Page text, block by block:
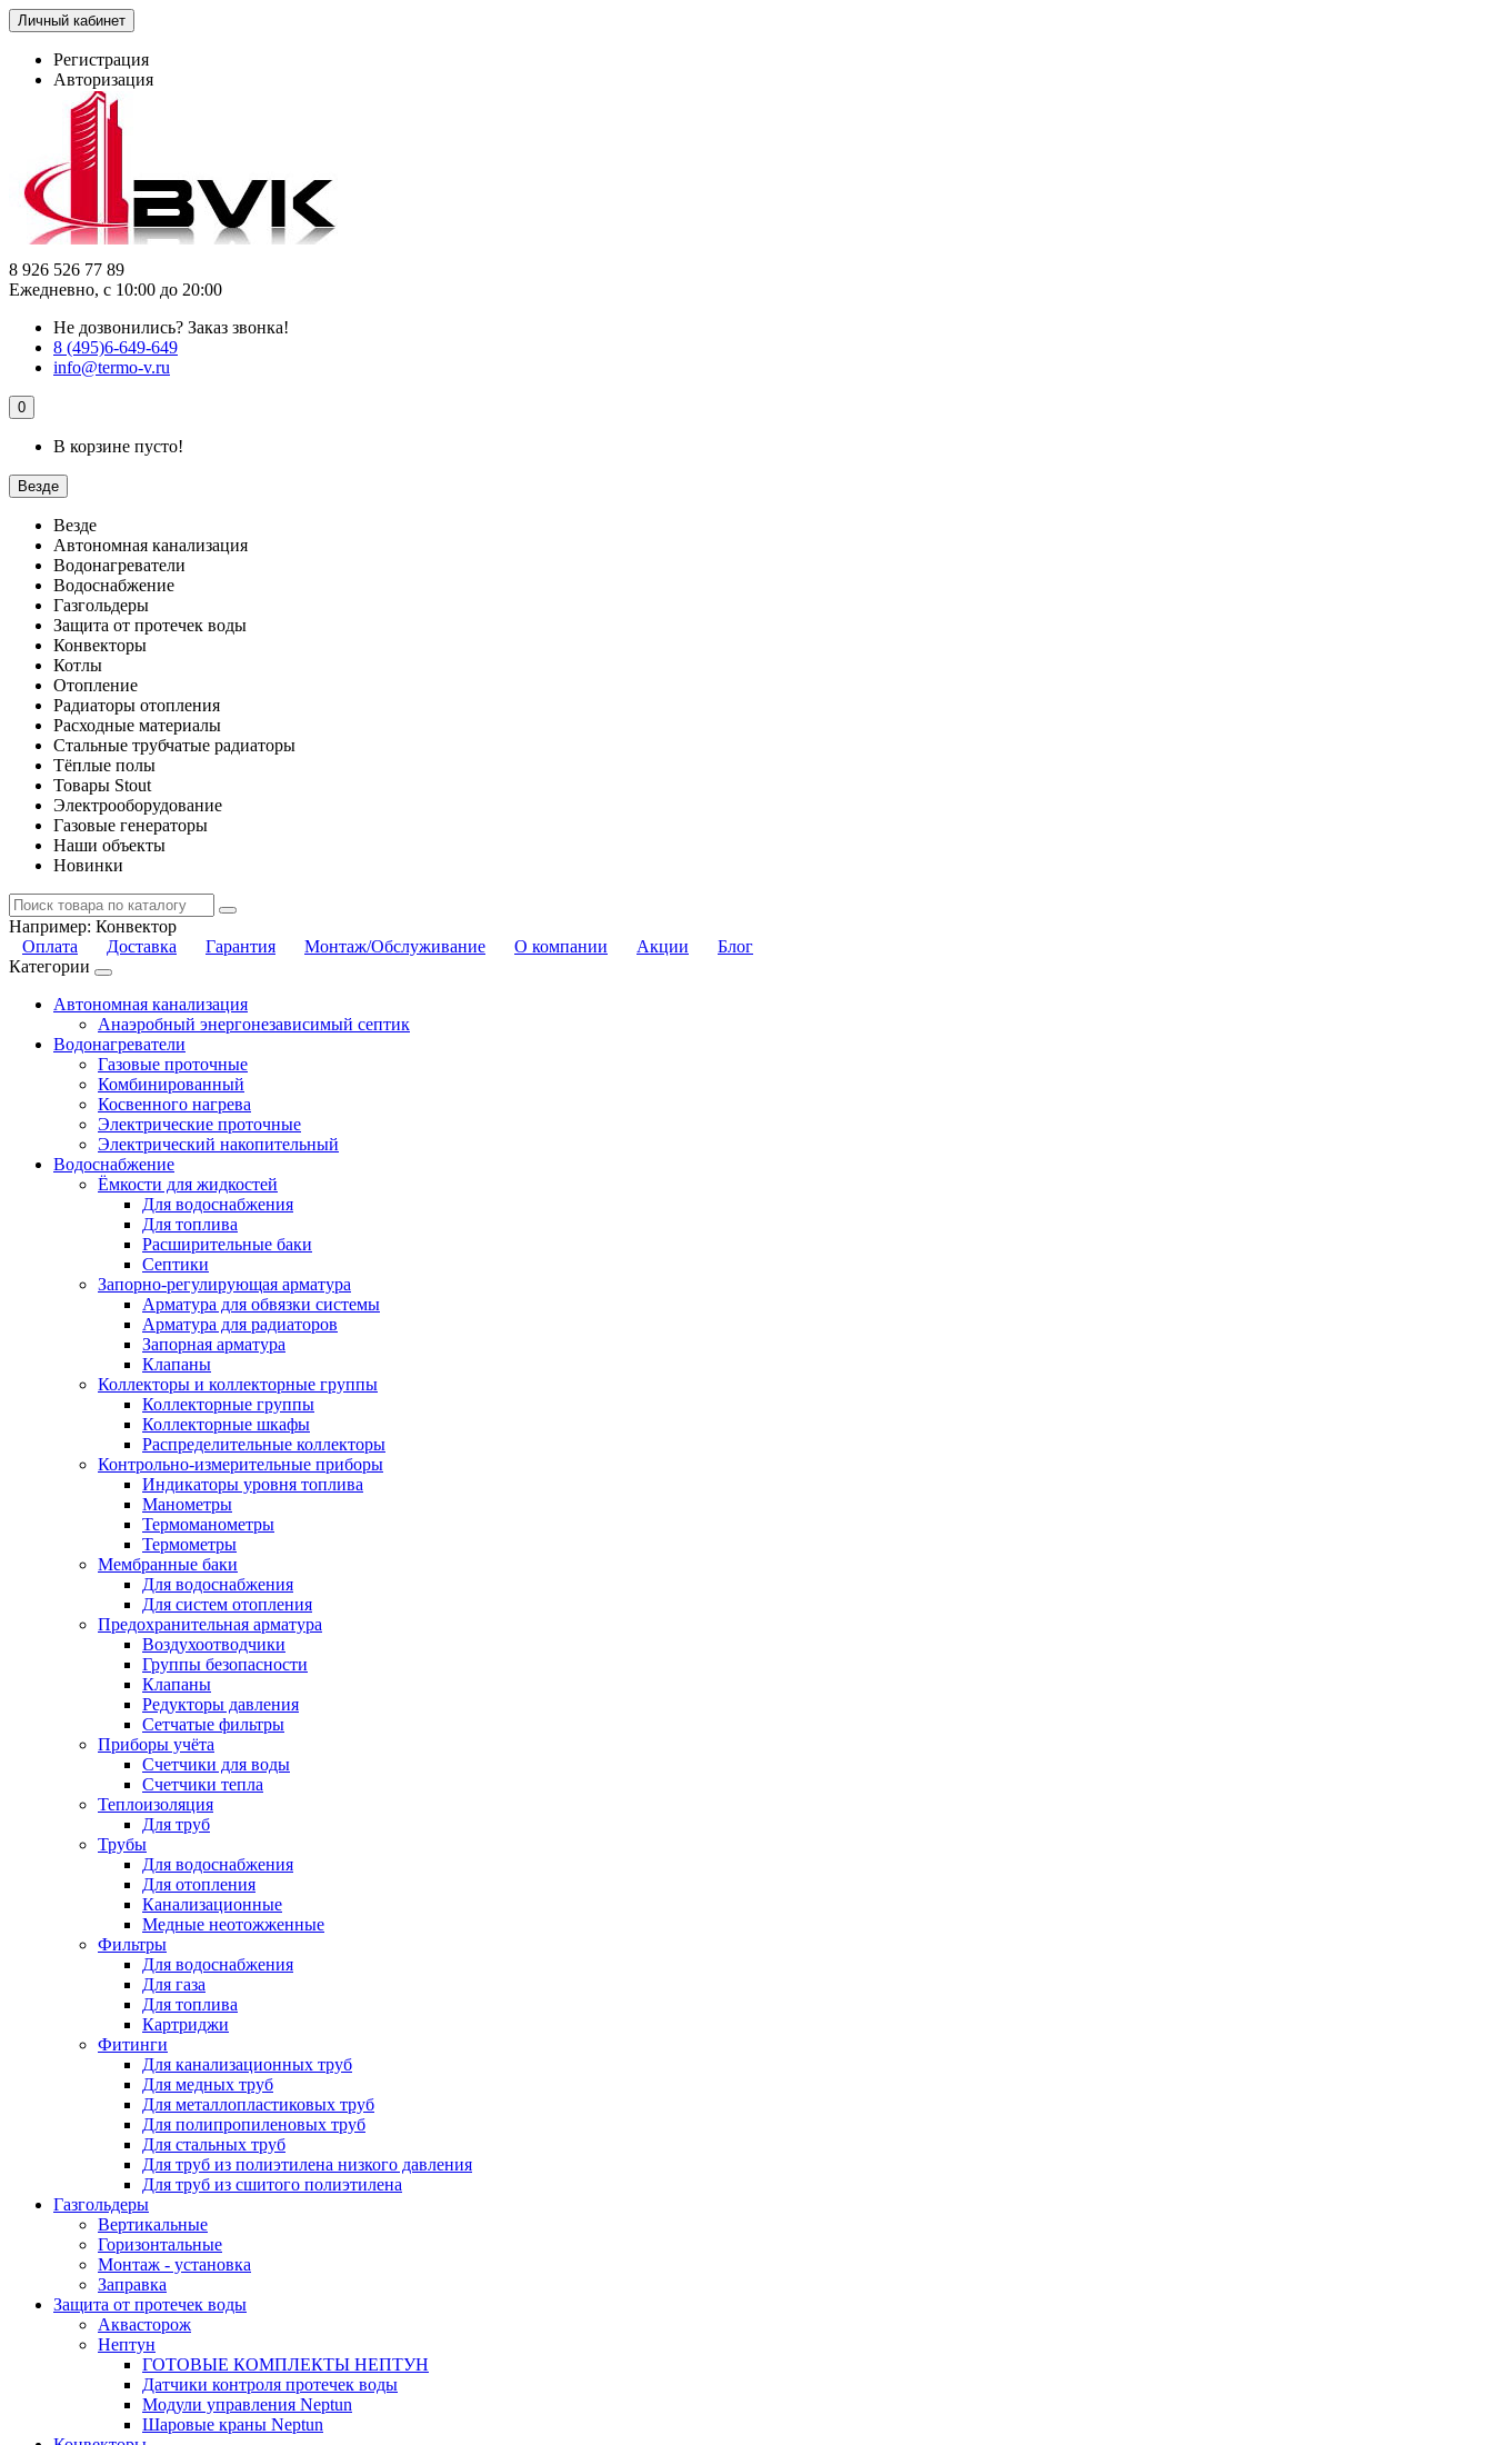
Личный кабинет
Регистрация
Авторизация
8 926 526 77 89
Ежедневно, с 10:00 до 20:00
Не дозвонились? Заказ звонка!
8 (495)6-649-649
info@termo-v.ru
0
В корзине пусто!
Везде
Везде
Автономная канализация
Водонагреватели
Водоснабжение
Газгольдеры
Защита от протечек воды
Конвекторы
Котлы
Отопление
Радиаторы отопления
Расходные материалы
Стальные трубчатые радиаторы
Тёплые полы
Товары Stout
Электрооборудование
Газовые генераторы
Наши объекты
Новинки
Например: Конвектор
Оплата
Доставка Гарантия Монтаж/Обслуживание О компании Акции
Блог
Категории
Автономная канализация
Анаэробный энергонезависимый септик
Водонагреватели
Газовые проточные
Комбинированный
Косвенного нагрева
Электрические проточные
Электрический накопительный
Водоснабжение
Ёмкости для жидкостей
Для водоснабжения
Для топлива
Расширительные баки
Септики
Запорно-регулирующая арматура
Арматура для обвязки системы
Арматура для радиаторов
Запорная арматура
Клапаны
Коллекторы и коллекторные группы
Коллекторные группы
Коллекторные шкафы
Распределительные коллекторы
Контрольно-измерительные приборы
Индикаторы уровня топлива
Манометры
Термоманометры
Термометры
Мембранные баки
Для водоснабжения
Для систем отопления
Предохранительная арматура
Воздухоотводчики
Группы безопасности
Клапаны
Редукторы давления
Сетчатые фильтры
Приборы учёта
Счетчики для воды
Счетчики тепла
Теплоизоляция
Для труб
Трубы
Для водоснабжения
Для отопления
Канализационные
Медные неотожженные
Фильтры
Для водоснабжения
Для газа
Для топлива
Картриджи
Фитинги
Для канализационных труб
Для медных труб
Для металлопластиковых труб
Для полипропиленовых труб
Для стальных труб
Для труб из полиэтилена низкого давления
Для труб из сшитого полиэтилена
Газгольдеры
Вертикальные
Горизонтальные
Монтаж - установка
Заправка
Защита от протечек воды
Аквасторож
Нептун
ГОТОВЫЕ КОМПЛЕКТЫ НЕПТУН
Датчики контроля протечек воды
Модули управления Neptun
Шаровые краны Neptun